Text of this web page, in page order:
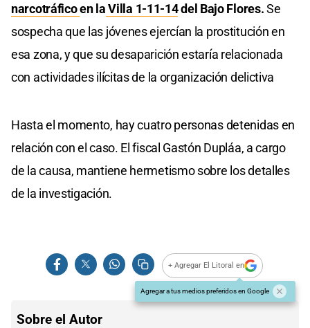
narcotráficoen laVilla 1-11-14del Bajo Flores.Se
sospecha que las jóvenes ejercían la prostitución en
esa zona, y que su desaparición estaría relacionada
con actividades ilícitas de la organización delictiva
Hasta el momento, hay cuatro personas detenidas en
relación con el caso. El fiscal Gastón Dupláa, a cargo
de la causa, mantiene hermetismo sobre los detalles
de la investigación.
+ Agregar El Litoral en
Agregar a tus medios preferidos en Google
Sobre el Autor